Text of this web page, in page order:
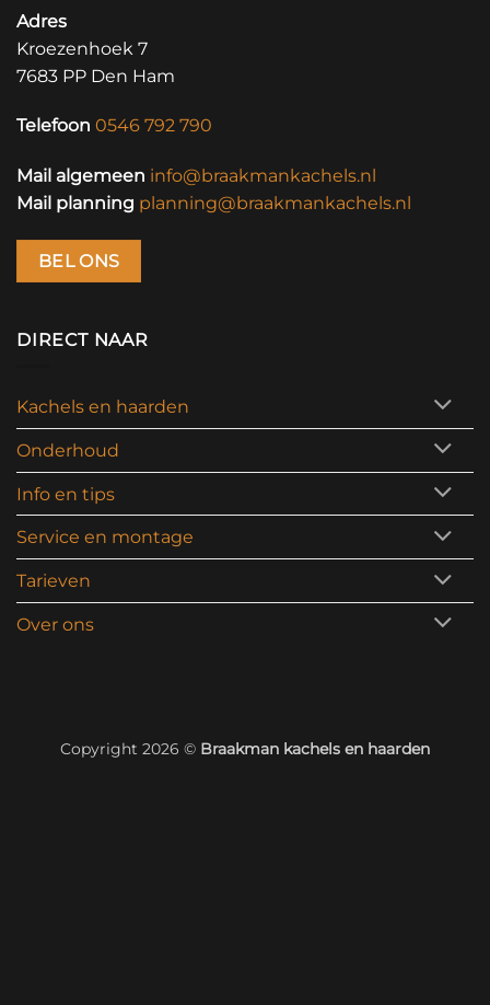
Adres
Kroezenhoek 7
7683 PP Den Ham
Telefoon 0546 792 790
Mail algemeen info@braakmankachels.nl
Mail planning planning@braakmankachels.nl
BEL ONS
DIRECT NAAR
Kachels en haarden
Onderhoud
Info en tips
Service en montage
Tarieven
Over ons
Copyright 2026 © Braakman kachels en haarden